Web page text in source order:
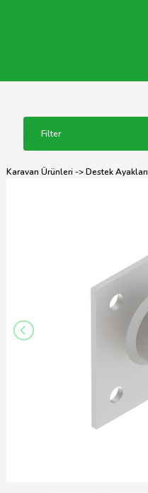
Filter
Karavan Ürünleri ->Destek Ayakları